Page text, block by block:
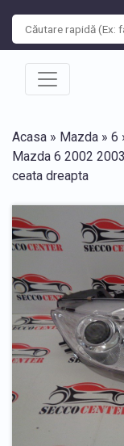
Acasa » Mazda » 6
Mazda 6 2002
ceata dreapta